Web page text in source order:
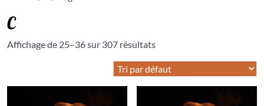
C
Affichage de 25–36 sur 307 résultats